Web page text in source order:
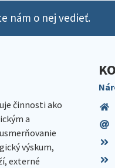
nám o nej vedieť.
činnosti ako
a
výskum,
externé